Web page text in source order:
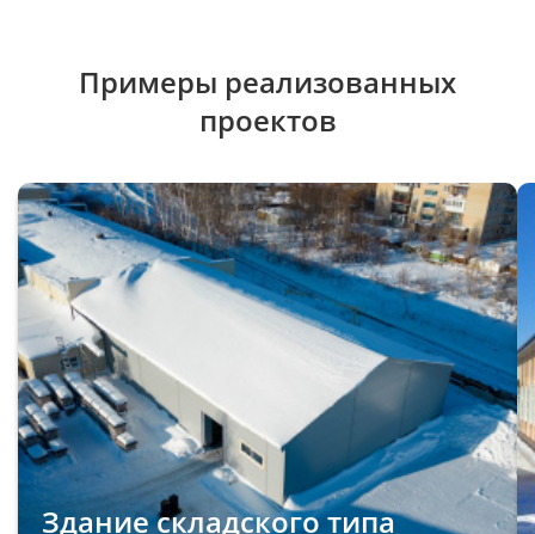
Примеры реализованных
проектов
Здание складского типа